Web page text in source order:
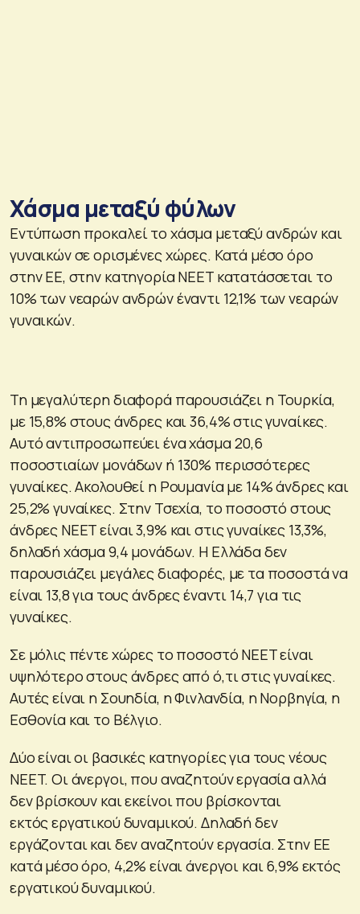
Χάσμα μεταξύ φύλων
Εντύπωση προκαλεί το χάσμα μεταξύ ανδρών και
γυναικών σε ορισμένες χώρες. Κατά μέσο όρο
στην ΕΕ, στην κατηγορία NEET κατατάσσεται το
10% των νεαρών ανδρών έναντι 12,1% των νεαρών
γυναικών.
Τη μεγαλύτερη διαφορά παρουσιάζει η Τουρκία,
με 15,8% στους άνδρες και 36,4% στις γυναίκες.
Αυτό αντιπροσωπεύει ένα χάσμα 20,6
ποσοστιαίων μονάδων ή 130% περισσότερες
γυναίκες. Ακολουθεί η Ρουμανία με 14% άνδρες και
25,2% γυναίκες. Στην Τσεχία, το ποσοστό στους
άνδρες NEET είναι 3,9% και στις γυναίκες 13,3%,
δηλαδή χάσμα 9,4 μονάδων. Η Ελλάδα δεν
παρουσιάζει μεγάλες διαφορές, με τα ποσοστά να
είναι 13,8 για τους άνδρες έναντι 14,7 για τις
γυναίκες.
Σε μόλις πέντε χώρες το ποσοστό NEET είναι
υψηλότερο στους άνδρες από ό,τι στις γυναίκες.
Αυτές είναι η Σουηδία, η Φινλανδία, η Νορβηγία, η
Εσθονία και το Βέλγιο.
Δύο είναι οι βασικές κατηγορίες για τους νέους
NEET. Οι άνεργοι, που αναζητούν εργασία αλλά
δεν βρίσκουν και εκείνοι που βρίσκονται
εκτός εργατικού δυναμικού. Δηλαδή δεν
εργάζονται και δεν αναζητούν εργασία. Στην ΕΕ
κατά μέσο όρο, 4,2% είναι άνεργοι και 6,9% εκτός
εργατικού δυναμικού.